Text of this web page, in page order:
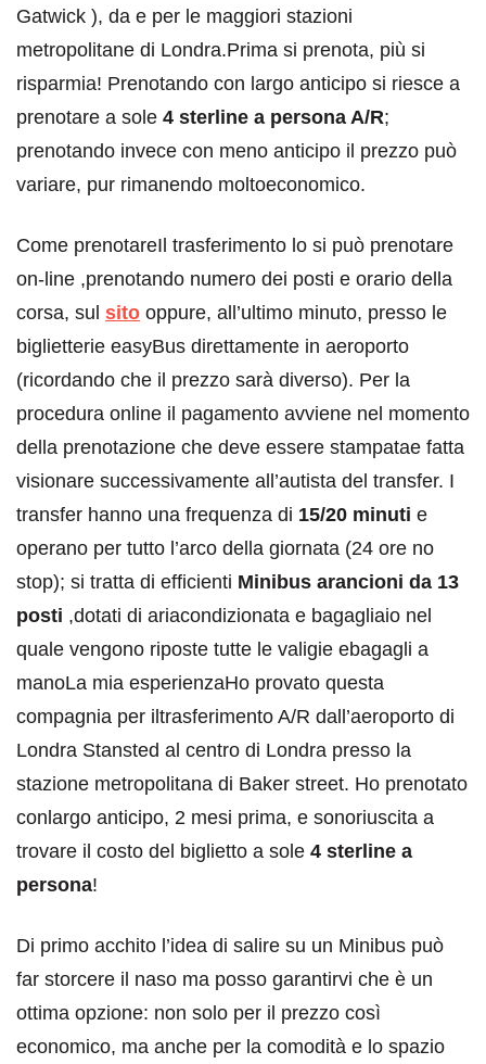
Gatwick ), da e per le maggiori stazioni
metropolitane di Londra.Prima si prenota, più si
risparmia! Prenotando con largo anticipo si riesce a
prenotare a sole 4 sterline a persona A/R;
prenotando invece con meno anticipo il prezzo può
variare, pur rimanendo moltoeconomico.
Come prenotareIl trasferimento lo si può prenotare
on-line ,prenotando numero dei posti e orario della
corsa, sul sito oppure, all’ultimo minuto, presso le
biglietterie easyBus direttamente in aeroporto
(ricordando che il prezzo sarà diverso). Per la
procedura online il pagamento avviene nel momento
della prenotazione che deve essere stampatae fatta
visionare successivamente all’autista del transfer. I
transfer hanno una frequenza di 15/20 minuti e
operano per tutto l’arco della giornata (24 ore no
stop); si tratta di efficienti Minibus arancioni da 13
posti ,dotati di ariacondizionata e bagagliaio nel
quale vengono riposte tutte le valigie ebagagli a
manoLa mia esperienzaHo provato questa
compagnia per iltrasferimento A/R dall’aeroporto di
Londra Stansted al centro di Londra presso la
stazione metropolitana di Baker street. Ho prenotato
conlargo anticipo, 2 mesi prima, e sonoriuscita a
trovare il costo del biglietto a sole 4 sterline a
persona!
Di primo acchito l’idea di salire su un Minibus può
far storcere il naso ma posso garantirvi che è un
ottima opzione: non solo per il prezzo così
economico, ma anche per la comodità e lo spazio